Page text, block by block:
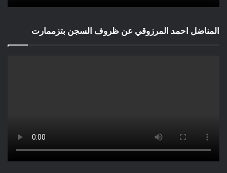
المناضل احمد المرزوقي عن ظروف السجن بتزممارت